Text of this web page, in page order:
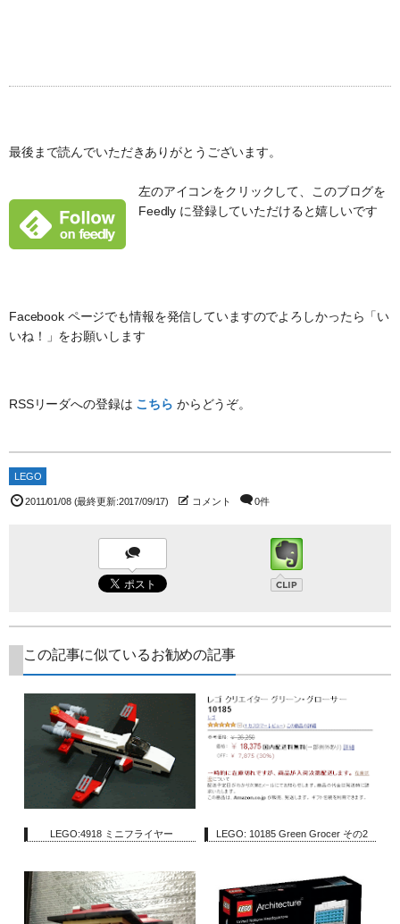
最後まで読んでいただきありがとうございます。
左のアイコンをクリックして、このブログを
Feedly に登録していただけると嬉しいです
Facebook ページでも情報を発信していますのでよろしかったら「い
いね！」をお願いします
RSSリーダへの登録は こちら からどうぞ。
LEGO
2011/01/08(最終更新:2017/09/17) コメント 0件
この記事に似ているお勧めの記事
LEGO:4918 ミニフライヤー LEGO: 10185 Green Grocer その2